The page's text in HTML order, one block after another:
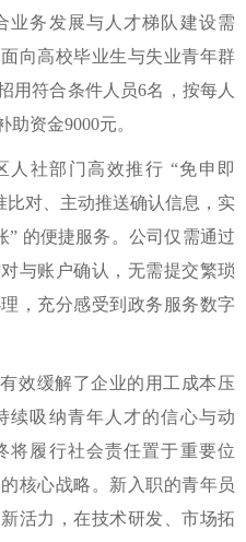
业务发展与人才梯队建设需
向高校毕业生与失业青年群
用符合条件人员6名，按每人
资金9000元。
人社部门高效推行 “免申即
对、主动推送确认信息，实
” 的便捷服务。公司仅需通过
与账户确认，无需提交繁琐
，充分感受到政务服务数字
效缓解了企业的用工成本压
续吸纳青年人才的信心与动
将履行社会责任置于重要位
核心战略。新入职的青年员
活力，在技术研发、市场拓